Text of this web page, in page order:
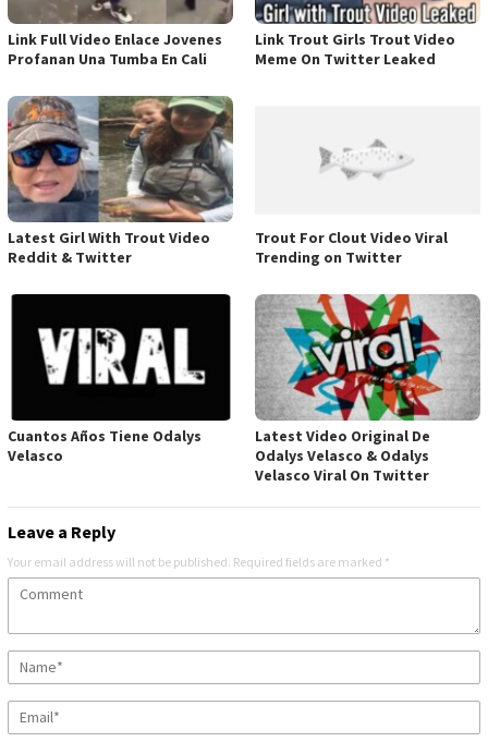
Link Full Video Enlace Jovenes
Profanan Una Tumba En Cali
Link Trout Girls Trout Video
Meme On Twitter Leaked
Latest Girl With Trout Video
Reddit & Twitter
Trout For Clout Video Viral
Trending on Twitter
Cuantos Años Tiene Odalys
Velasco
Latest Video Original De
Odalys Velasco & Odalys
Velasco Viral On Twitter
Leave a Reply
Your email address will not be published. Required fields are marked *